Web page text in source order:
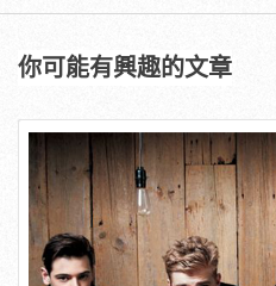
你可能有興趣的文章